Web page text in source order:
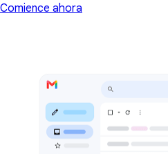
Comience ahora